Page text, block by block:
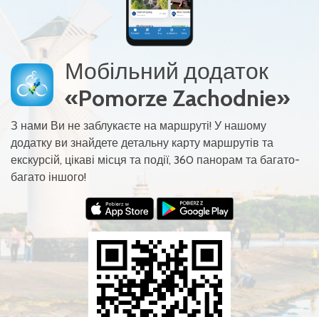
Мобільний додаток
«Pomorze Zachodnie»
З нами Ви не заблукаєте на маршруті! У нашому
додатку ви знайдете детальну карту маршрутів та
екскурсій, цікаві місця та події, 360 панорам та багато-
багато іншого!